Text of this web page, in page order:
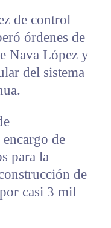
de control
órdenes de
Nava López y
del sistema
de
para la
de
casi 3 mil